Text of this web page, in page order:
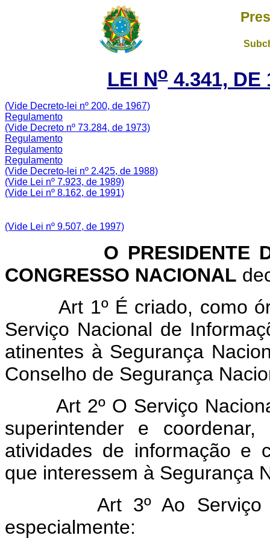
LEI No4.341, DE
(Vide Decreto-lei nº 200, de 1967)
Regulamento
(Vide Decreto nº 73.284, de 1973)
Regulamento
Regulamento
Regulamento
(Vide Decreto-lei nº 2.425, de 1988)
(Vide Lei nº 7.923, de 1989)
(Vide Lei nº 8.162, de 1991)
(Vide Lei nº 9.507, de 1997)
O PRESIDENTE DA
CONGRESSO NACIONAL
Art 1º É criado, como
Serviço Nacional de
atinentes à Segurança
Conselho de Segurança
Art 2º O Serviço
superintender e
atividades de informação e
que interessem à Segurança
Art 3º Ao Serviço
especialmente: